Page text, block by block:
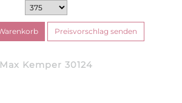
Max Kemper 30124